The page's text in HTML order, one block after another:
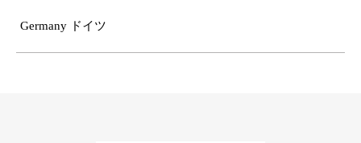
Germany ドイツ